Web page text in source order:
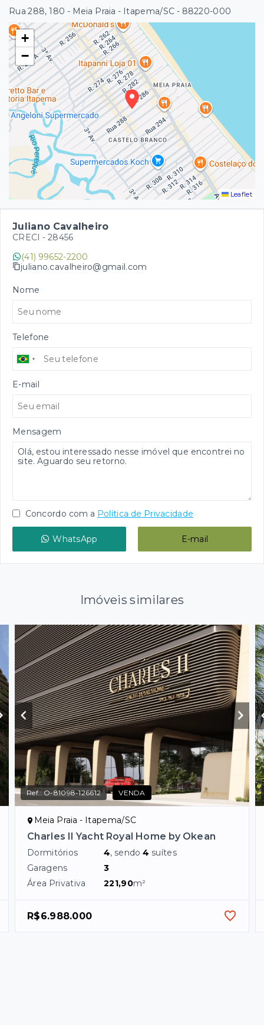
Rua 288, 180 - Meia Praia - Itapema/SC - 88220-000
+
−
Leaflet
Juliano Cavalheiro
CRECI - 28456
(41) 99652-2200
juliano.cavalheiro@gmail.com
Nome
Telefone
E-mail
Mensagem
Concordo com a Política de Privacidade
WhatsApp E-mail
Imóveis similares
Ref.: O-81098-126612 VENDA
Meia Praia - Itapema/SC
Charles II Yacht Royal Home by Okean
Dormitórios 4, sendo4 suítes
Garagens
3
Área Privativa
221,90m²
R$6.988.000